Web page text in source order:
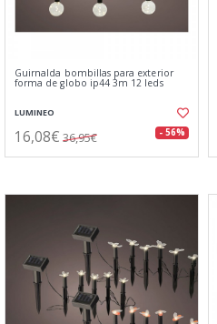
Guirnalda bombillas para exterior
forma de globo ip44 3m 12 leds
LUMINEO
16,08€ 36,95€ - 56%